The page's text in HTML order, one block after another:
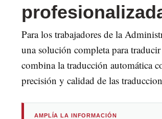
Para los trabajadores de la
una solución completa para
combina la traducción automática
precisión y calidad de las
AMPLÍA LA INFORMACIÓN